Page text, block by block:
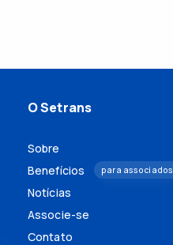
O Setrans
Sobre
Benefícios
para associados
Notícias
Associe-se
Contato